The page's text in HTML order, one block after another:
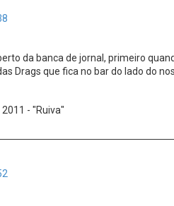
da banca de jornal, primeiro
Drags que fica no bar do lado do
- "Ruiva"